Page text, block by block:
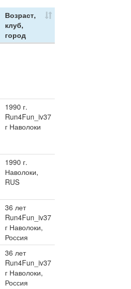
Возраст,
клуб,
город
1990 г.
Run4Fun_iv37
г Наволоки
1990 г.
Наволоки,
RUS
36 лет
Run4Fun_iv37
г Наволоки,
Россия
36 лет
Run4Fun_iv37
г Наволоки,
Россия